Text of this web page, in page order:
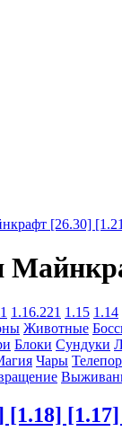
[26.30]
1.16.221 1.15 1.14
Животные
Блоки Сундуки
Чары
[1.18]